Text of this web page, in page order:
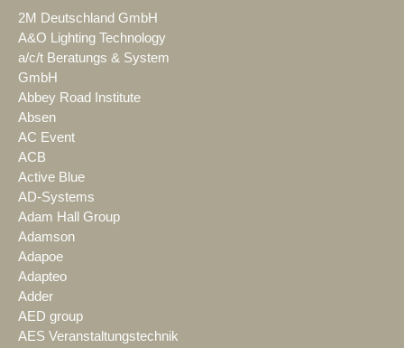
2M Deutschland GmbH
A&O Lighting Technology
a/c/t Beratungs & System
GmbH
Abbey Road Institute
Absen
AC Event
ACB
Active Blue
AD-Systems
Adam Hall Group
Adamson
Adapoe
Adapteo
Adder
AED group
AES Veranstaltungstechnik